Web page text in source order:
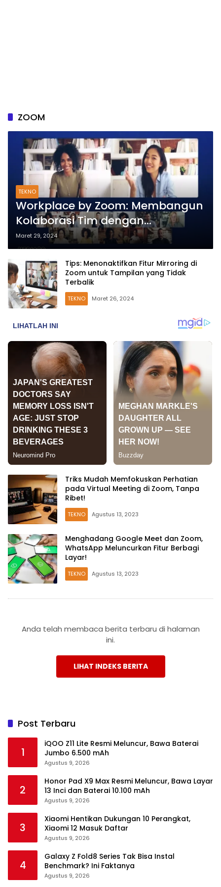
ZOOM
TEKNO
Workplace by Zoom: Membangun
Kolaborasi Tim dengan
Kecerdasan Buatan
Maret 29, 2024
Tips: Menonaktifkan Fitur Mirroring di
Zoom untuk Tampilan yang Tidak
Terbalik
TEKNO Maret 26, 2024
Triks Mudah Memfokuskan Perhatian
pada Virtual Meeting di Zoom, Tanpa
Ribet!
TEKNO Agustus 13, 2023
Menghadang Google Meet dan Zoom,
WhatsApp Meluncurkan Fitur Berbagi
Layar!
TEKNO Agustus 13, 2023
Anda telah membaca berita terbaru di halaman
ini.
LIHAT INDEKS BERITA
Post Terbaru
1
iQOO Z11 Lite Resmi Meluncur, Bawa Baterai
Jumbo 6.500 mAh
Agustus 9, 2026
2
Honor Pad X9 Max Resmi Meluncur, Bawa Layar
13 Inci dan Baterai 10.100 mAh
Agustus 9, 2026
3
Xiaomi Hentikan Dukungan 10 Perangkat,
Xiaomi 12 Masuk Daftar
Agustus 9, 2026
4
Galaxy Z Fold8 Series Tak Bisa Instal
Benchmark? Ini Faktanya
Agustus 9, 2026